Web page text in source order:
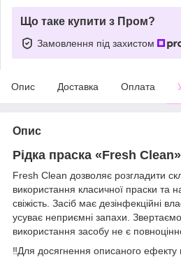
Що таке купити з Пром?
Замовлення під захистом
Опис Доставка Оплата
Опис
Рідка праска «Fresh
Fresh Clean дозволяє розгладити
використання класичної праски та
свіжість. Засіб має дезінфекційні
усуває неприємні запахи.
використання засобу не є
‼️Для досягнення описаного ефекту